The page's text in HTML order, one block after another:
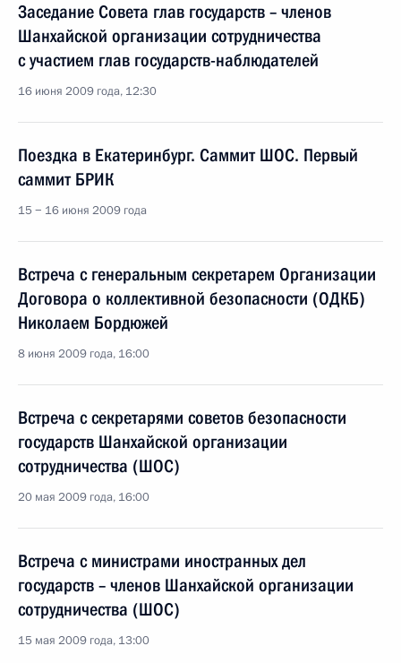
Заседание Совета глав государств – членов
Шанхайской организации сотрудничества
с участием глав государств-наблюдателей
16 июня 2009 года, 12:30
Поездка в Екатеринбург. Саммит ШОС. Первый
саммит БРИК
15 − 16 июня 2009 года
Встреча с генеральным секретарем Организации
Договора о коллективной безопасности (ОДКБ)
Николаем Бордюжей
8 июня 2009 года, 16:00
Встреча с секретарями советов безопасности
государств Шанхайской организации
сотрудничества (ШОС)
20 мая 2009 года, 16:00
Встреча с министрами иностранных дел
государств – членов Шанхайской организации
сотрудничества (ШОС)
15 мая 2009 года, 13:00